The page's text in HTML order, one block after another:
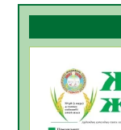
06.08.2026
ҚҰРЫЛТАЙ
БАСТАР
06.08.2026